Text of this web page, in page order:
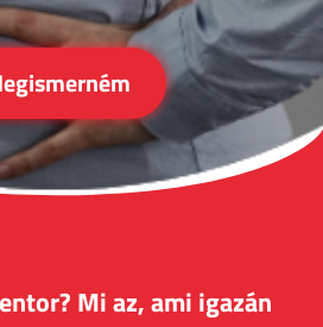
Mi az, ami igazán